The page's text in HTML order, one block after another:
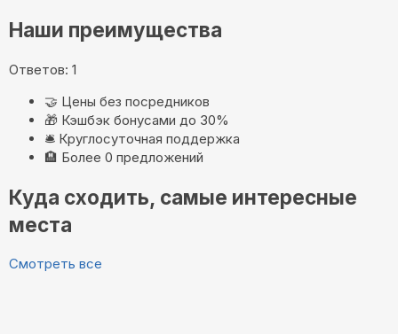
Наши преимущества
Ответов: 1
🤝 Цены без посредников
🎁 Кэшбэк бонусами до 30%
🛎️ Круглосуточная поддержка
🏨 Более 0 предложений
Куда сходить, самые интересные
места
Смотреть все